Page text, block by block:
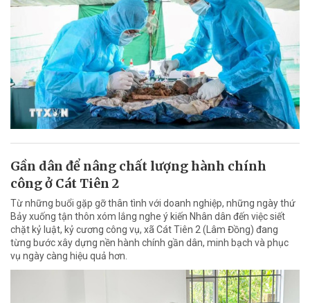
Gần dân để nâng chất lượng hành chính
công ở Cát Tiên 2
Từ những buổi gặp gỡ thân tình với doanh nghiệp, những ngày thứ
Bảy xuống tận thôn xóm lắng nghe ý kiến Nhân dân đến việc siết
chặt kỷ luật, kỷ cương công vụ, xã Cát Tiên 2 (Lâm Đồng) đang
từng bước xây dựng nền hành chính gần dân, minh bạch và phục
vụ ngày càng hiệu quả hơn.